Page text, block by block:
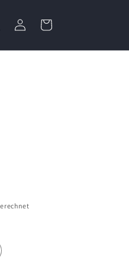
EinloggenWarenkorb